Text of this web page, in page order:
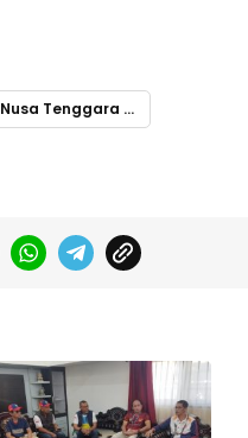
Nusa Tenggara Barat